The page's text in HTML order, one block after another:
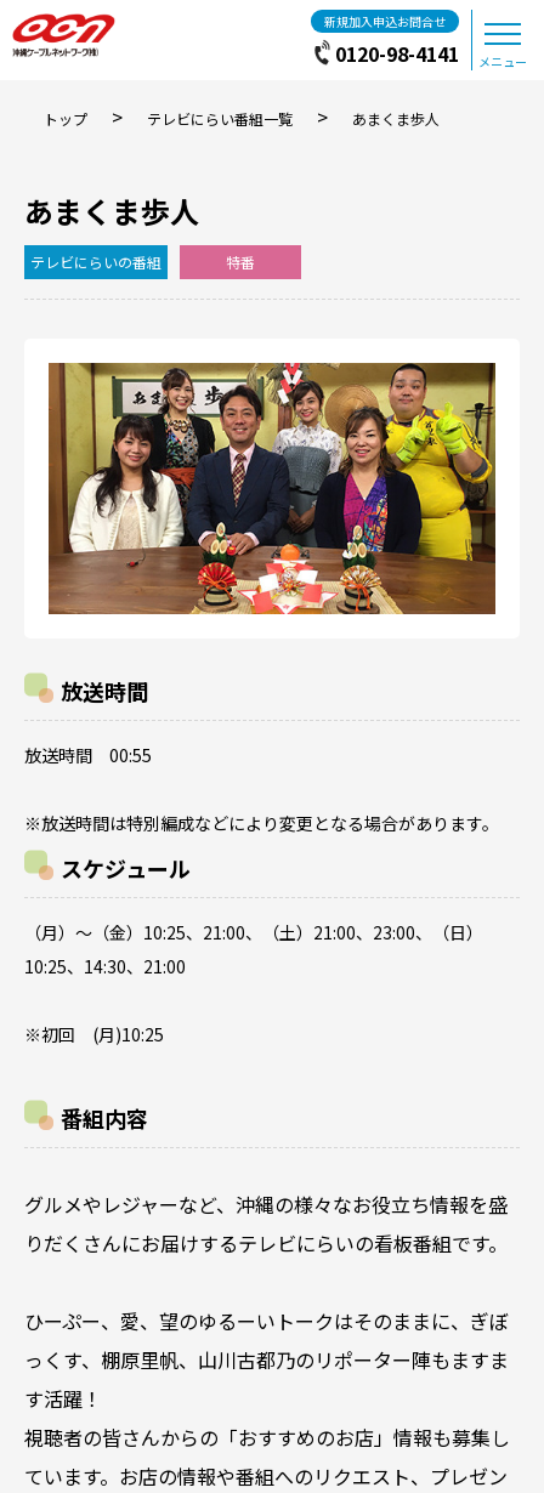
新規加入申込お問合せ
0120-98-4141 メニュー
トップ > テレビにらい番組一覧 > あまくま歩人
あまくま歩人
テレビにらいの番組 特番
放送時間
放送時間 00:55
※放送時間は特別編成などにより変更となる場合があります。
スケジュール
（月）～（金）10:25、21:00、（土）21:00、23:00、（日）
10:25、14:30、21:00
※初回 (月)10:25
番組内容
グルメやレジャーなど、沖縄の様々なお役立ち情報を盛
りだくさんにお届けするテレビにらいの看板番組です。
ひーぷー、愛、望のゆるーいトークはそのままに、ぎぼ
っくす、棚原里帆、山川古都乃のリポーター陣もますま
す活躍！
視聴者の皆さんからの「おすすめのお店」情報も募集し
ています。お店の情報や番組へのリクエスト、プレゼン